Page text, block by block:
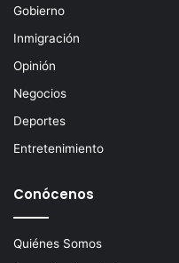
Gobierno
Inmigración
Opinión
Negocios
Deportes
Entretenimiento
Conócenos
Quiénes Somos